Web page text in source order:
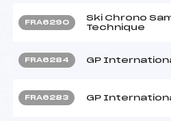
FRA6290
Ski Chrono
Technique
FRA6284 GP
FRA6283 GP